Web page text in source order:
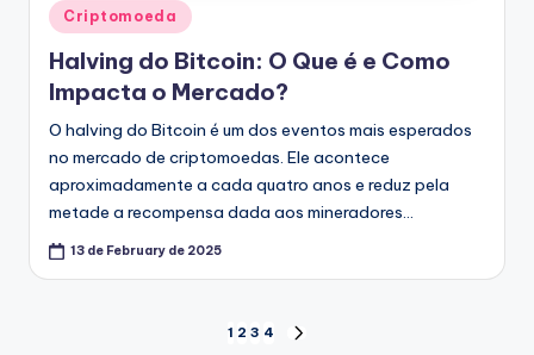
Posted
in
Criptomoeda
Halving do Bitcoin: O Que é e Como
Impacta o Mercado?
O halving do Bitcoin é um dos eventos mais esperados
no mercado de criptomoedas. Ele acontece
aproximadamente a cada quatro anos e reduz pela
metade a recompensa dada aos mineradores…
13 de February de 2025
1 2 3 4